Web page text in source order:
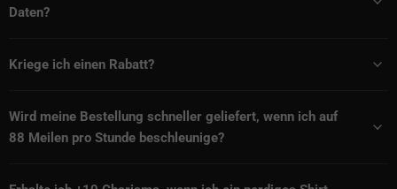
Daten?
Kriege ich einen Rabatt?
Wird meine Bestellung schneller geliefert, wenn ich auf
88 Meilen pro Stunde beschleunige?